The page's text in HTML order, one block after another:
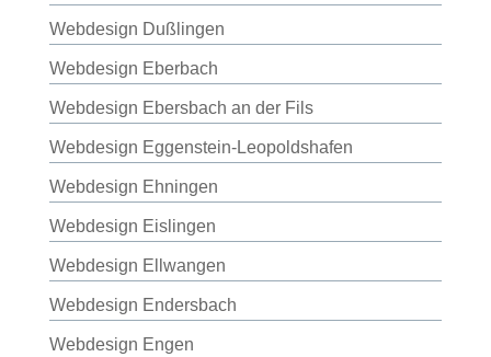
Webdesign Dußlingen
Webdesign Eberbach
Webdesign Ebersbach an der Fils
Webdesign Eggenstein-Leopoldshafen
Webdesign Ehningen
Webdesign Eislingen
Webdesign Ellwangen
Webdesign Endersbach
Webdesign Engen